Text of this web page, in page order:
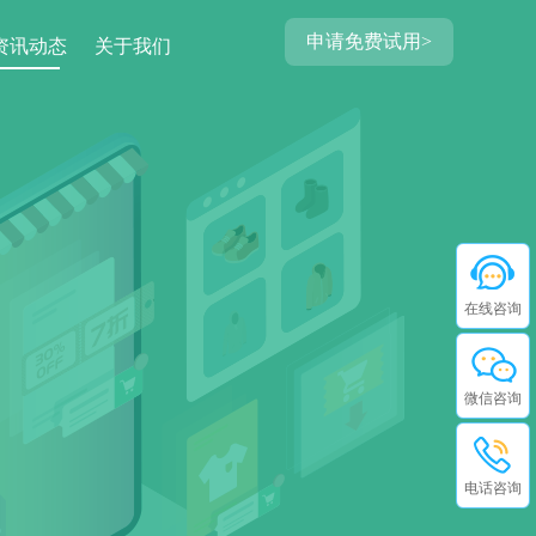
申请免费试用>
讯动态 关于我们
在线咨询
微信咨询
电话咨询